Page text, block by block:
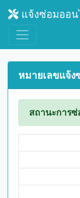
แจ้งซ่อมออ
หมายเลขแจ้
สถานะการซ่